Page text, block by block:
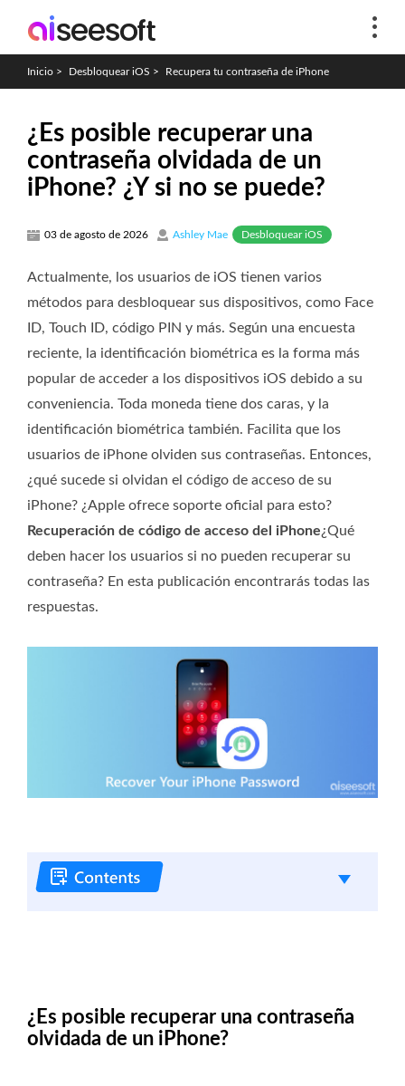
Inicio > Desbloquear iOS > Recupera tu contraseña de iPhone
¿Es posible recuperar una
contraseña olvidada de un
iPhone? ¿Y si no se puede?
03 de agosto de 2026 Ashley Mae Desbloquear iOS
Actualmente, los usuarios de iOS tienen varios
métodos para desbloquear sus dispositivos, como Face
ID, Touch ID, código PIN y más. Según una encuesta
reciente, la identificación biométrica es la forma más
popular de acceder a los dispositivos iOS debido a su
conveniencia. Toda moneda tiene dos caras, y la
identificación biométrica también. Facilita que los
usuarios de iPhone olviden sus contraseñas. Entonces,
¿qué sucede si olvidan el código de acceso de su
iPhone? ¿Apple ofrece soporte oficial para esto?
Recuperación de código de acceso del iPhone¿Qué
deben hacer los usuarios si no pueden recuperar su
contraseña? En esta publicación encontrarás todas las
respuestas.
¿Es posible recuperar una contraseña
olvidada de un iPhone?